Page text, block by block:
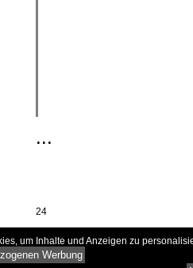
...
24
um Inhalte und Anzeigen zu
Werbung